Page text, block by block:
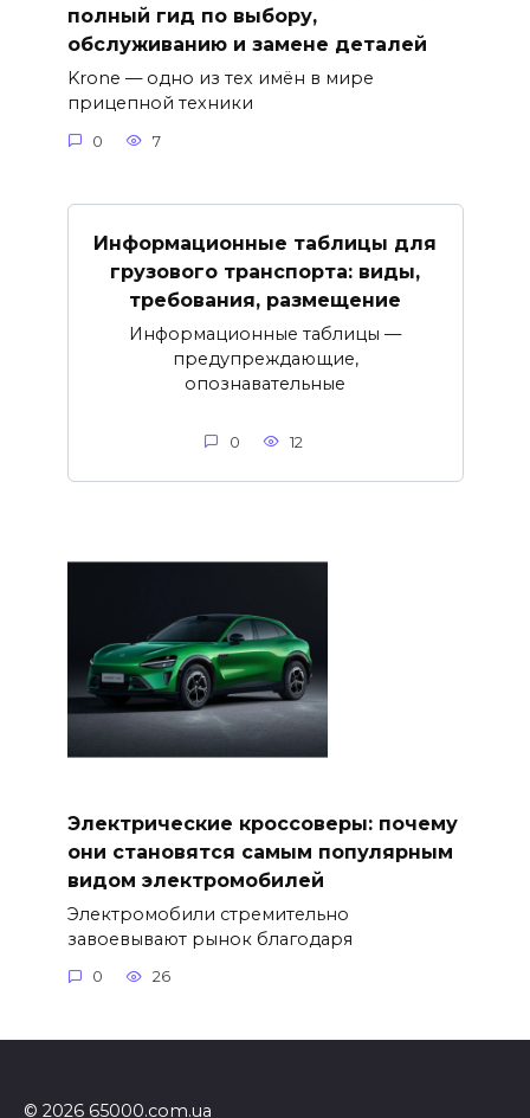
полный гид по выбору,
обслуживанию и замене деталей
Krone — одно из тех имён в мире
прицепной техники
0 7
Информационные таблицы для
грузового транспорта: виды,
требования, размещение
Информационные таблицы —
предупреждающие,
опознавательные
0 12
Электрические кроссоверы: почему
они становятся самым популярным
видом электромобилей
Электромобили стремительно
завоевывают рынок благодаря
0 26
© 2026 65000.com.ua